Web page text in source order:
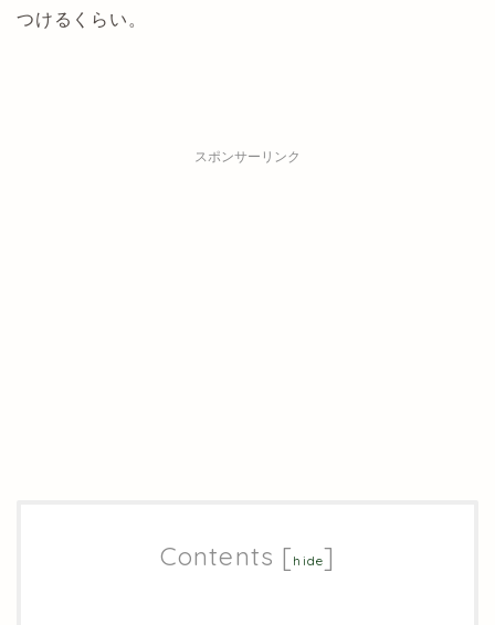
つけるくらい。
スポンサーリンク
Contents [ hide]